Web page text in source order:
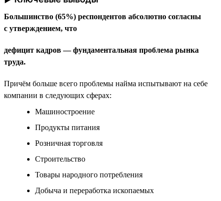
Большинство (65%) респондентов абсолютно согласны
с утверждением, что
дефицит кадров — фундаментальная проблема рынка
труда.
Причём больше всего проблемы найма испытывают на себе
компании в следующих сферах:
Машиностроение
Продукты питания
Розничная торговля
Строительство
Товары народного потребления
Добыча и переработка ископаемых